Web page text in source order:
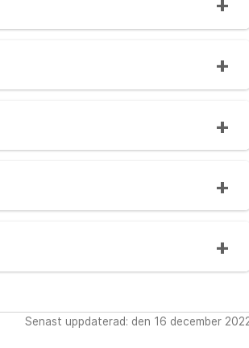
Senast uppdaterad: den 16 december